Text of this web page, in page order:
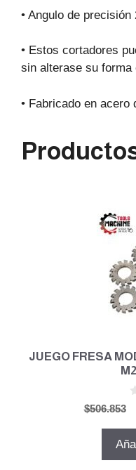
• Angulo de precisión
• Estos cortadores
sin alterase su forma
• Fabricado en acero
JUEGO FRESA
$506.853